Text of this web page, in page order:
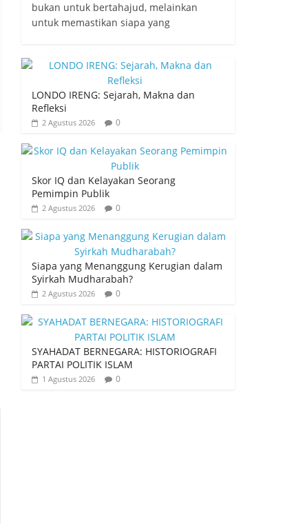
bukan untuk bertahajud, melainkan
untuk memastikan siapa yang
LONDO IRENG: Sejarah, Makna dan
Refleksi
2 Agustus 2026 0
Skor IQ dan Kelayakan Seorang
Pemimpin Publik
2 Agustus 2026 0
Siapa yang Menanggung Kerugian dalam
Syirkah Mudharabah?
2 Agustus 2026 0
SYAHADAT BERNEGARA: HISTORIOGRAFI
PARTAI POLITIK ISLAM
1 Agustus 2026 0